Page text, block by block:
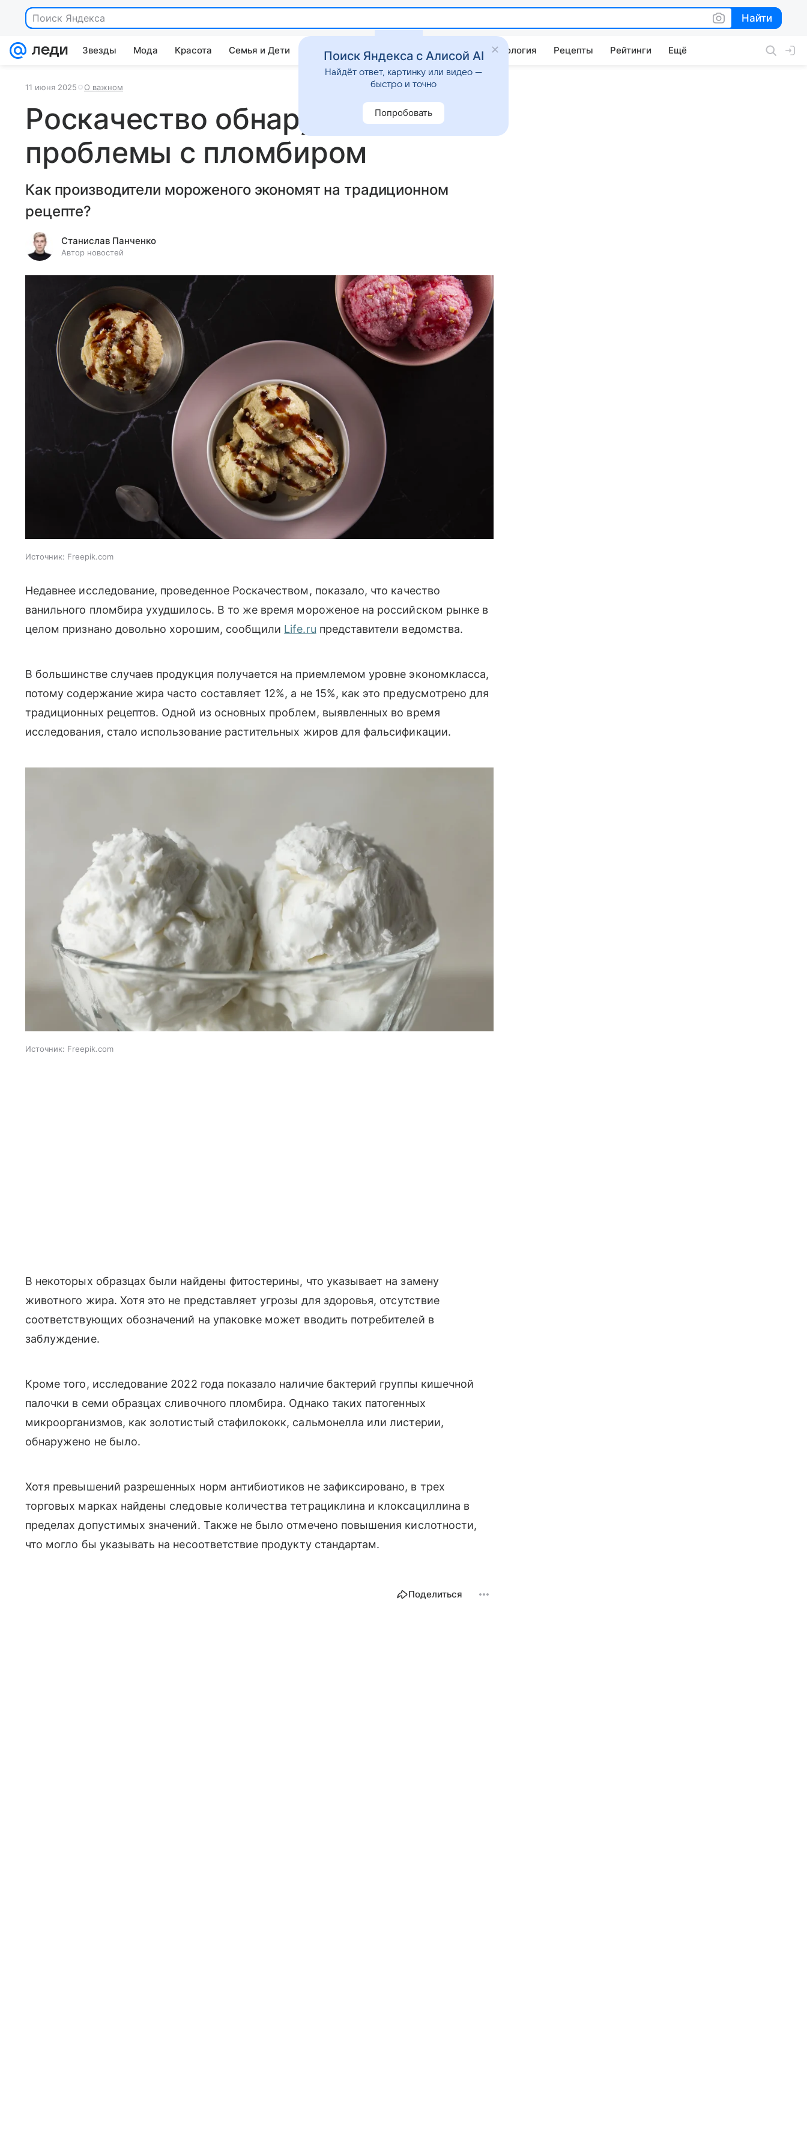
Поиск Яндекса Найти
Найти
Звезды Мода Красота Семья и Дети Дом Гороскопы Стиль жизни Психология Рецепты Рейтинги Ещё
11 июня 2025 О важном
Роскачество обнаружило
проблемы с пломбиром
Как производители мороженого экономят на традиционном
рецепте?
Станислав Панченко
Автор новостей
Источник: Freepik.com
Недавнее исследование, проведенное Роскачеством, показало, что качество
ванильного пломбира ухудшилось. В то же время мороженое на российском рынке в
целом признано довольно хорошим, сообщили Life.ru представители ведомства.
В большинстве случаев продукция получается на приемлемом уровне экономкласса,
потому содержание жира часто составляет 12%, а не 15%, как это предусмотрено для
традиционных рецептов. Одной из основных проблем, выявленных во время
исследования, стало использование растительных жиров для фальсификации.
Источник: Freepik.com
В некоторых образцах были найдены фитостерины, что указывает на замену
животного жира. Хотя это не представляет угрозы для здоровья, отсутствие
соответствующих обозначений на упаковке может вводить потребителей в
заблуждение.
Кроме того, исследование 2022 года показало наличие бактерий группы кишечной
палочки в семи образцах сливочного пломбира. Однако таких патогенных
микроорганизмов, как золотистый стафилококк, сальмонелла или листерии,
обнаружено не было.
Хотя превышений разрешенных норм антибиотиков не зафиксировано, в трех
торговых марках найдены следовые количества тетрациклина и клоксациллина в
пределах допустимых значений. Также не было отмечено повышения кислотности,
что могло бы указывать на несоответствие продукту стандартам.
Поделиться
Поиск Яндекса с Алисой AI
Найдёт ответ, картинку или видео —
быстро и точно
Попробовать